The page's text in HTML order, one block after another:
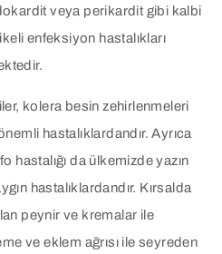
veya perikardit gibi kalbi
enfeksiyon hastalıkları
kolera besin zehirlenmeleri
hastalıklardandır. Ayrıca
hastalığı da ülkemizde yazın
hastalıklardandır. Kırsalda
peynir ve kremalar ile
ve eklem ağrısı ile seyreden